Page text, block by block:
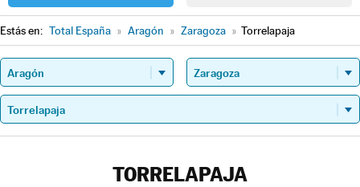
Estás en: Total España » Aragón » Zaragoza » Torrelapaja
TORRELAPAJA